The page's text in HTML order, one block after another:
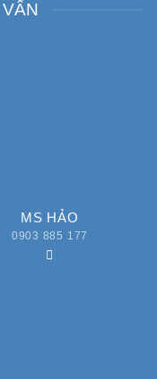
MS HẢO
0903 885 177